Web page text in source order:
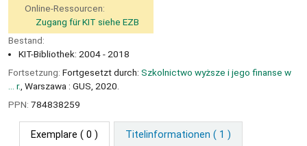
Online-Ressourcen:
Zugang für KIT siehe EZB
Bestand:
KIT-Bibliothek: 2004 - 2018
Fortsetzung: Fortgesetzt durch: Szkolnictwo wyższe i jego finanse w
... r. , Warszawa : GUS, 2020.
PPN: 784838259
Exemplare ( 0 ) Titelinformationen ( 1 )